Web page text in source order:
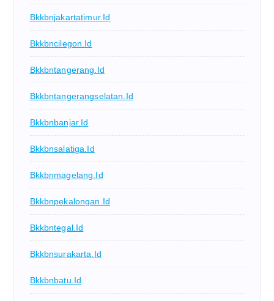
Bkkbnjakartatimur.id
Bkkbncilegon.id
Bkkbntangerang.id
Bkkbntangerangselatan.id
Bkkbnbanjar.id
Bkkbnsalatiga.id
Bkkbnmagelang.id
Bkkbnpekalongan.id
Bkkbntegal.id
Bkkbnsurakarta.id
Bkkbnbatu.id